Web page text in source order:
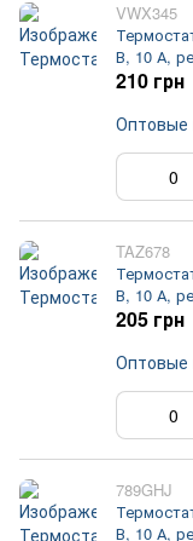
VWX345
В, 10 А,
210 грн
Оптовые
TAZ678
В, 10 А,
205 грн
Оптовые
789GHJ
В, 10 А,